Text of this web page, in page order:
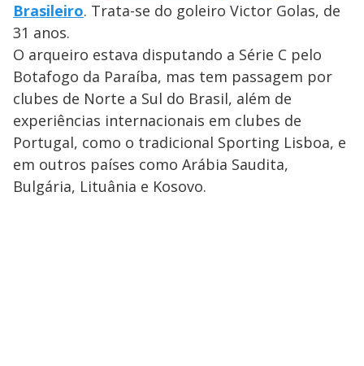
Brasileiro. Trata-se do goleiro Victor Golas, de
31 anos.
O arqueiro estava disputando a Série C pelo
Botafogo da Paraíba, mas tem passagem por
clubes de Norte a Sul do Brasil, além de
experiências internacionais em clubes de
Portugal, como o tradicional Sporting Lisboa, e
em outros países como Arábia Saudita,
Bulgária, Lituânia e Kosovo.